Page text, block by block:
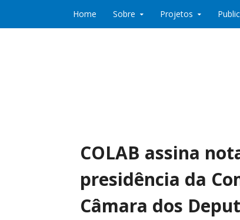
Home Sobre Projetos
COLAB assina
presidência da
Câmara dos